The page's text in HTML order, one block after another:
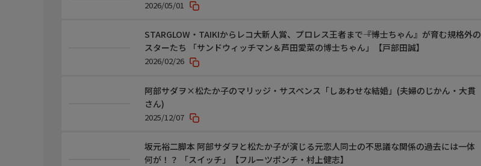
2026/05/01
STARGLOW・TAIKIからレコ大新人賞、プロレス王者まで――『博士ちゃん』が育む規格外の
スターたち 「サンドウィッチマン＆芦田愛菜の博士ちゃん」【戸部田誠】
2026/02/26
阿部サダヲ×松たか子のマリッジ・サスペンス「しあわせな結婚」(夫婦のじかん・大貫
さん)
2025/12/07
坂元裕二脚本 阿部サダヲと松たか子が演じる元恋人同士の不思議な関係の過去には一体
何が！？ 「スイッチ」【フルーツポンチ・村上健志】